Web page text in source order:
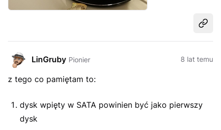
LinGruby Pionier 8 lat temu
z tego co pamiętam to:
dysk wpięty w SATA powinien być jako pierwszy
dysk